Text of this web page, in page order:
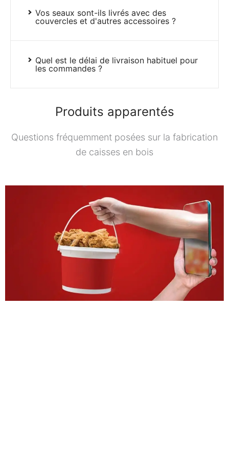
Vos seaux sont-ils livrés avec des
couvercles et d'autres accessoires ?
Quel est le délai de livraison habituel pour
les commandes ?
Produits apparentés
Questions fréquemment posées sur la fabrication
de caisses en bois